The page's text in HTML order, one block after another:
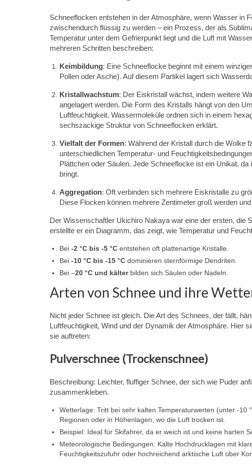
Schneeflocken entstehen in der Atmosphäre, wenn Wasser in
zwischendurch flüssig zu werden – ein Prozess, der als
Temperatur unter dem Gefrierpunkt liegt und die Luft mit
mehreren Schritten beschreiben:
Keimbildung: Eine Schneeflocke beginnt mit einem
Pollen oder Asche). Auf diesem Partikel lagert sich
Kristallwachstum: Der Eiskristall wächst, indem weitere
angelagert werden. Die Form des Kristalls hängt von den
Luftfeuchtigkeit. Wassermoleküle ordnen sich in einem
sechszackige Struktur von Schneeflocken erklärt.
Vielfalt der Formen: Während der Kristall durch die Wolke
unterschiedlichen Temperatur- und
Plättchen oder Säulen. Jede Schneeflocke ist ein Unikat,
bringt.
Aggregation: Oft verbinden sich mehrere Eiskristalle zu
Diese Flocken können mehrere Zentimeter groß werden
Der Wissenschaftler Ukichiro Nakaya war eine der ersten, die
erstellte er ein Diagramm, das zeigt, wie Temperatur und
Bei -2 °C bis -5 °C entstehen oft plattenartige Kristalle.
Bei -10 °C bis -15 °C dominieren sternförmige Dendriten.
Bei –20 °C und kälterbilden sich Säulen oder Nadeln.
Arten von Schnee und ihre
Nicht jeder Schnee ist gleich. Die Art des Schnees, der fällt,
Luftfeuchtigkeit, Wind und der Dynamik der Atmosphäre. Hier
sie auftreten:
Pulverschnee (Trockenschnee)
Beschreibung: Leichter, fluffiger Schnee, der sich wie Puder
zusammenkleben.
Wetterlage: Tritt bei sehr kalten Temperaturwerten (unter -
Regionen oder in Höhenlagen, wo die Luft trocken ist.
Beispiel: Ideal für Skifahrer, da er weich ist und keine harten
Meteorologische Bedingungen: Kalte Hochdrucklagen mit
Feuchtigkeitszufuhr oder hochreichend arktische Luft über